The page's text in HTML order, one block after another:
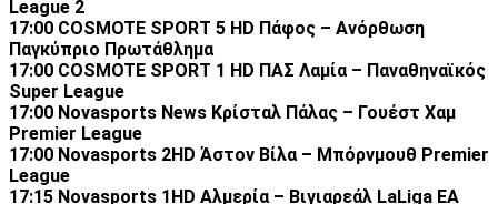
League 2
17:00 COSMOTE SPORT 5 HD Πάφος – Ανόρθωση
Παγκύπριο Πρωτάθλημα
17:00 COSMOTE SPORT 1 HD ΠΑΣ Λαμία – Παναθηναϊκός
Super League
17:00 Novasports News Κρίσταλ Πάλας – Γουέστ Χαμ
Premier League
17:00 Novasports 2HD Άστον Βίλα – Μπόρνμουθ Premier
League
17:15 Novasports 1HD Αλμερία – Βιγιαρεάλ LaLiga EA